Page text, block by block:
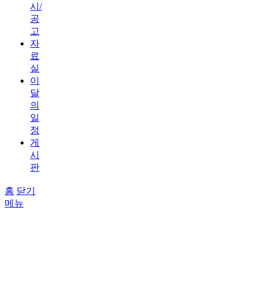
시/
공
고
자
료
실
이
달
의
일
정
게
시
판
홈 닫기
메뉴